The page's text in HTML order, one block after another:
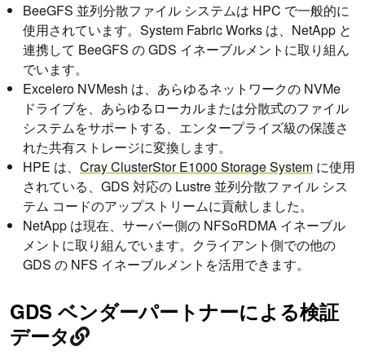
BeeGFS 並列分散ファイル システムは HPC で一般的に
使用されています。System Fabric Works は、NetApp と
連携して BeeGFS の GDS イネーブルメントに取り組ん
でいます。
Excelero NVMesh は、あらゆるネットワークの NVMe
ドライブを、あらゆるローカルまたは分散式のファイル
システムをサポートする、エンタープライズ級の保護さ
れた共有ストレージに変換します。
HPE は、 Cray ClusterStor E1000 Storage System に使用
されている、GDS 対応の Lustre 並列分散ファイル シス
テム コードのアップストリームに貢献しました。
NetApp は現在、サーバー側の NFSoRDMA イネーブル
メントに取り組んでいます。クライアント側での他の
GDS の NFS イネーブルメントを活用できます。
GDS ベンダーパートナーによる検証
データ